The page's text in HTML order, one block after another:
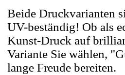
Beide Druckvarianten
UV-beständig! Ob als
Kunst-Druck auf
Variante Sie wählen,
lange Freude bereiten.